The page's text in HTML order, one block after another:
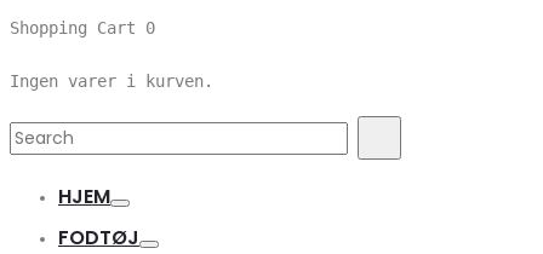
Shopping Cart 0
Ingen varer i kurven.
Search
HJEM
FODTØJ